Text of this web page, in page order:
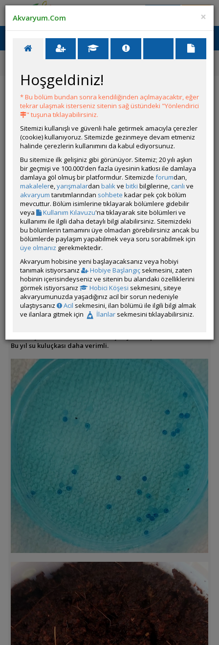
Ana Menü
Diğer Tatlı Su Canlıları Tanıtımı
Fundulopanchax Gardneri
YANIT YAZ Git
Cyber_Scout
Çevrim Dışı
Özel Üye
Gönderim Zamanı:28 Ağustos 2025 16:34
Bu yılın yumurtaları
2 üretim tankımda 1 e 2 d ve 1 e 1d şeklinde tutuyorum.
16.08.2025 ten itibaren günlük toplanmakta.
Gözler belirginleşti.
Bu yıl su kuluçkası daha verimli.
×
Akvaryum.Com
Hoşgeldiniz!
* Bu bölüm bundan sonra kendiliğinden açılmayacaktır, eğer
tekrar ulaşmak isterseniz sitenin sağ üstündeki "Yönlendirici
" tuşuna tıklayabilirsiniz.
Sitemizi kullanışlı ve güvenli hale getirmek amacıyla çerezler
(cookie) kullanıyoruz. Sitemizde gezinmeye devam etmeniz
halinde çerezlerin kullanımını da kabul ediyorsunuz.
Bu sitemize ilk gelişiniz gibi görünüyor. Sitemiz; 20 yılı aşkın
bir geçmişi ve 100.000'den fazla üyesinin katkısı ile damlaya
damlaya göl olmuş bir platformdur. Sitemizde forumdan,
makalelere,yarışmalardan balıkve bitki bilgilerine, canlı ve
akvaryum tanıtımlarından sohbete kadar pek çok bölüm
mevcuttur. Bölüm isimlerine tıklayarak bölümlere gidebilir
veya
Kullanım Kılavuzu'na tıklayarak site bölümleri ve
kullanımı ile ilgili daha detaylı bilgi alabilirsiniz. Sitemizdeki
bu bölümlerin tamamını üye olmadan görebilirsiniz ancak bu
bölümlerde paylaşım yapabilmek veya soru sorabilmek için
üye olmanız gerekmektedir.
Akvaryum hobisine yeni başlayacaksanız veya hobiyi
tanımak istiyorsanız
Hobiye Başlangıç sekmesini, zaten
hobinin içerisindeyseniz ve sitenin bu alandaki özelliklerini
görmek istiyorsanız
Hobici Köşesi sekmesini, siteye
akvaryumunuzda yaşadığınız acil bir sorun nedeniyle
ulaştıysanız
Acil sekmesini, ilan bölümü ile ilgili bilgi almak
ve ilanlara gitmek için
İlanlar sekmesini tıklayabilirsiniz.